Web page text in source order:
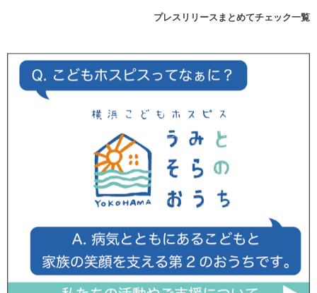
プレスリリースまとめてチェック一覧